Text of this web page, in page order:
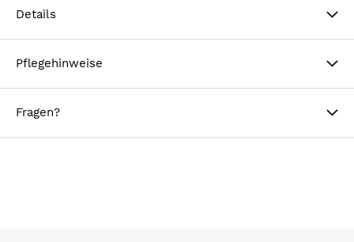
Details
Pflegehinweise
Fragen?